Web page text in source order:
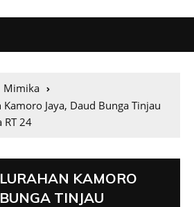
Mimika
Kamoro Jaya, Daud Bunga Tinjau
RT 24
KAMORO
TINJAU